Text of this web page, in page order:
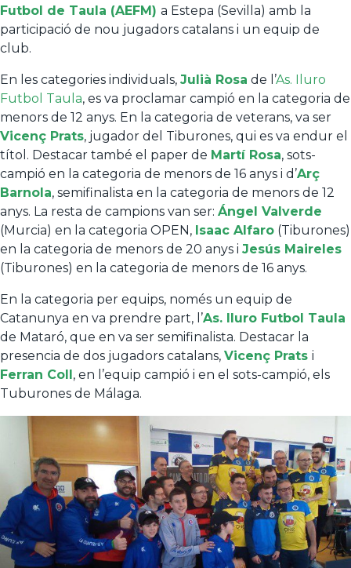
Futbol de Taula (AEFM) a Estepa (Sevilla) amb la
participació de nou jugadors catalans i un equip de
club.
En les categories individuals, Julià Rosa de l’As. Iluro
Futbol Taula, es va proclamar campió en la categoria de
menors de 12 anys. En la categoria de veterans, va ser
Vicenç Prats, jugador del Tiburones, qui es va endur el
títol. Destacar també el paper de Martí Rosa, sots-
campió en la categoria de menors de 16 anys i d’Arç
Barnola, semifinalista en la categoria de menors de 12
anys. La resta de campions van ser: Ángel Valverde
(Murcia) en la categoria OPEN, Isaac Alfaro (Tiburones)
en la categoria de menors de 20 anys i Jesús Maireles
(Tiburones) en la categoria de menors de 16 anys.
En la categoria per equips, només un equip de
Catanunya en va prendre part, l’As. Iluro Futbol Taula
de Mataró, que en va ser semifinalista. Destacar la
presencia de dos jugadors catalans, Vicenç Prats i
Ferran Coll, en l’equip campió i en el sots-campió, els
Tuburones de Málaga.